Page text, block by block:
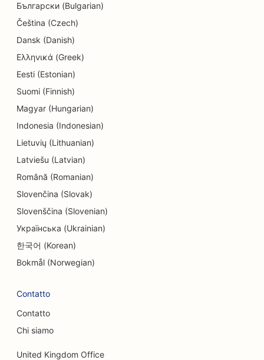
SEO per negozi di ciambelle
SEO per elettricisti
SEO per le tintorie
SEO per gli studi di ingegneria
SEO per endodontisti
SEO per l'intrattenimento e il tempo libero
SEO per le Escape Room
EO per i ristoranti etnici
SEO per i ristoranti di fattoria
SEO per i servizi di lifting
SEO per i ristoranti fast food
SEO per fioristi
Български (Bulgarian)
Čeština (Czech)
Dansk (Danish)
Ελληνικά (Greek)
Eesti (Estonian)
Suomi (Finnish)
Magyar (Hungarian)
Indonesia (Indonesian)
Lietuvių (Lithuanian)
Latviešu (Latvian)
Română (Romanian)
Slovenčina (Slovak)
Slovenščina (Slovenian)
Українська (Ukrainian)
한국어 (Korean)
Bokmål (Norwegian)
Contatto
Contatto
Chi siamo
United Kingdom Office